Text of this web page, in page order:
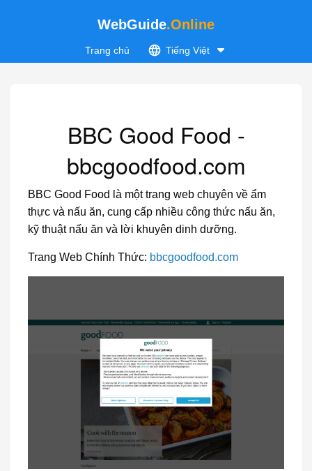
WebGuide.Online
Trang chủ Tiếng Việt
BBC Good Food -
bbcgoodfood.com
BBC Good Food là một trang web chuyên về ẩm
thực và nấu ăn, cung cấp nhiều công thức nấu ăn,
kỹ thuật nấu ăn và lời khuyên dinh dưỡng.
Trang Web Chính Thức: bbcgoodfood.com